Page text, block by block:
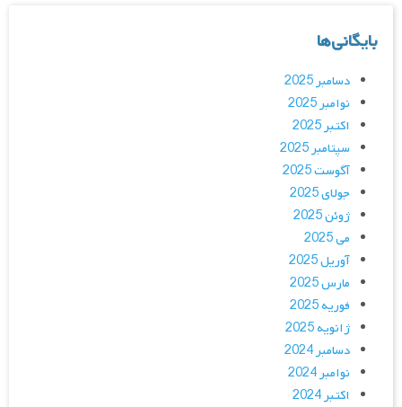
بایگانی‌ها
دسامبر 2025
نوامبر 2025
اکتبر 2025
سپتامبر 2025
آگوست 2025
جولای 2025
ژوئن 2025
می 2025
آوریل 2025
مارس 2025
فوریه 2025
ژانویه 2025
دسامبر 2024
نوامبر 2024
اکتبر 2024